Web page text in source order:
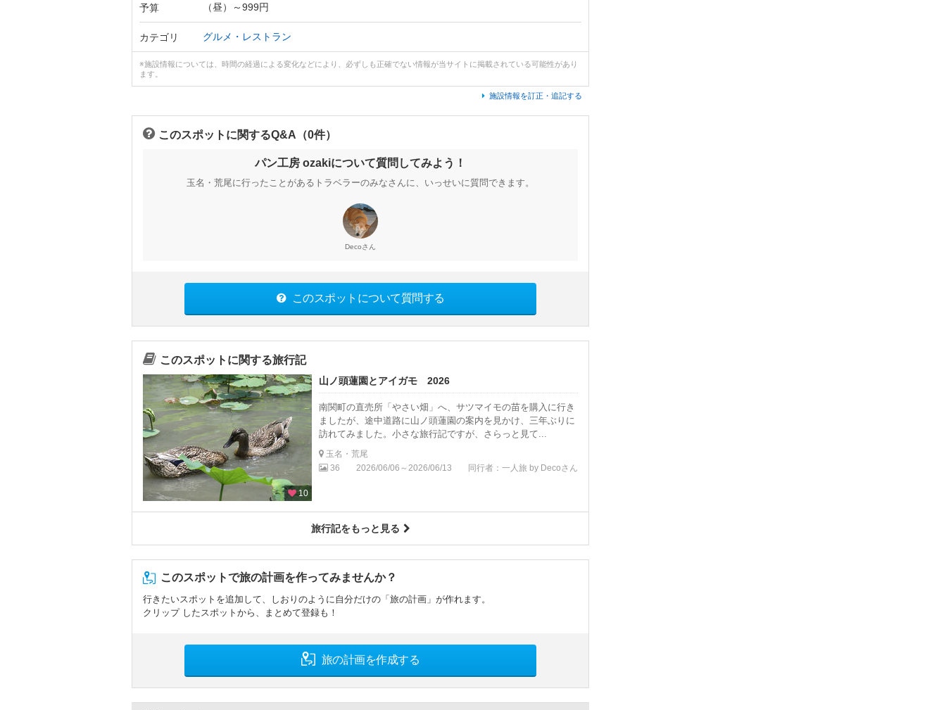
予算 （昼）～999円
カテゴリ グルメ・レストラン
※施設情報については、時間の経過による変化などにより、必ずしも正確でない情報が当サイトに掲載されている可能性があり
ます。
施設情報を訂正・追記する
このスポットに関するQ&A（0件）
パン工房 ozakiについて質問してみよう！
玉名・荒尾に行ったことがあるトラベラーのみなさんに、いっせいに質問できます。
Decoさん
このスポットについて質問する
このスポットに関する旅行記
10
山ノ頭蓮園とアイガモ 2026
南関町の直売所「やさい畑」へ、サツマイモの苗を購入に行き
ましたが、途中道路に山ノ頭蓮園の案内を見かけ、三年ぶりに
訪れてみました。小さな旅行記ですが、さらっと見て...
玉名・荒尾
36
2026/06/06～2026/06/13 同行者：一人旅 by Decoさん
旅行記をもっと見る
このスポットで旅の計画を作ってみませんか？
行きたいスポットを追加して、しおりのように自分だけの「旅の計画」が作れます。
クリップ したスポットから、まとめて登録も！
旅の計画を作成する